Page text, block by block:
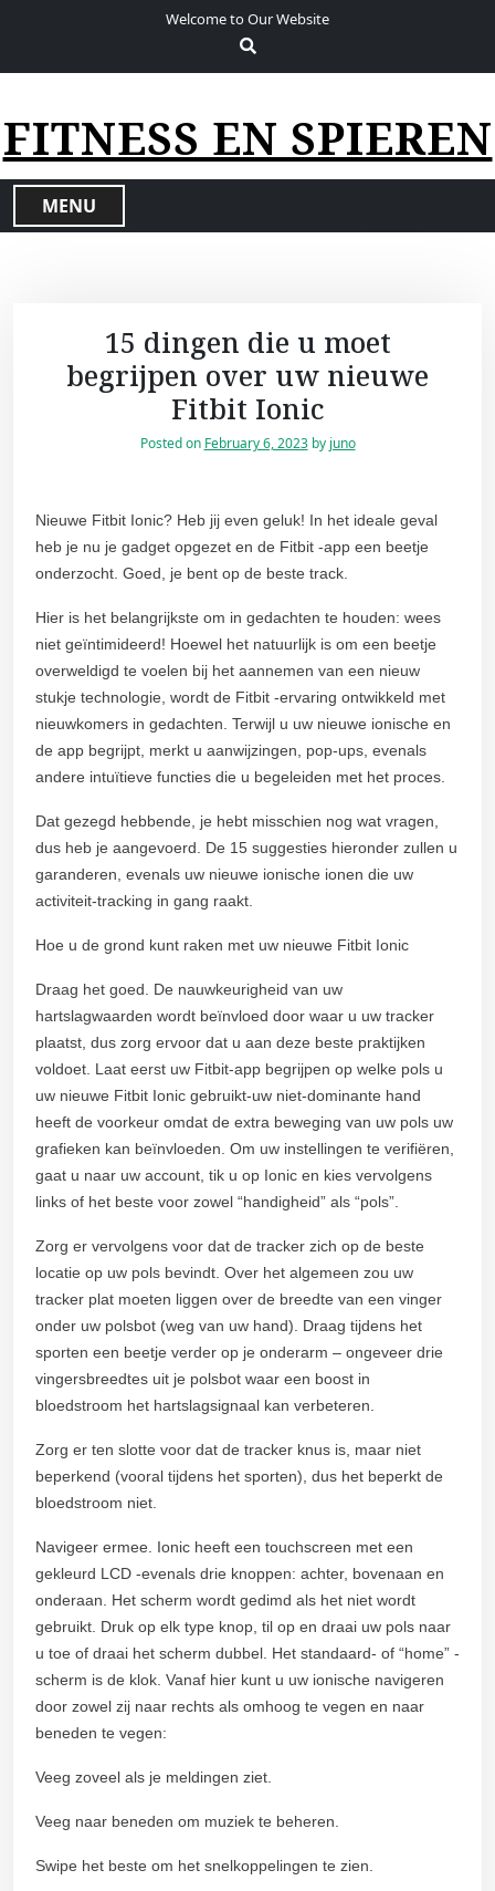
t
o
Welcome to Our Website
FITNESS EN SPIEREN
MENU
15 dingen die u moet
begrijpen over uw nieuwe
Fitbit Ionic
Posted on February 6, 2023by juno
Nieuwe Fitbit Ionic? Heb jij even geluk! In het ideale geval
heb je nu je gadget opgezet en de Fitbit -app een beetje
onderzocht. Goed, je bent op de beste track.
Hier is het belangrijkste om in gedachten te houden: wees
niet geïntimideerd! Hoewel het natuurlijk is om een beetje
overweldigd te voelen bij het aannemen van een nieuw
stukje technologie, wordt de Fitbit -ervaring ontwikkeld met
nieuwkomers in gedachten. Terwijl u uw nieuwe ionische en
de app begrijpt, merkt u aanwijzingen, pop-ups, evenals
andere intuïtieve functies die u begeleiden met het proces.
Dat gezegd hebbende, je hebt misschien nog wat vragen,
dus heb je aangevoerd. De 15 suggesties hieronder zullen u
garanderen, evenals uw nieuwe ionische ionen die uw
activiteit-tracking in gang raakt.
Hoe u de grond kunt raken met uw nieuwe Fitbit Ionic
Draag het goed. De nauwkeurigheid van uw
hartslagwaarden wordt beïnvloed door waar u uw tracker
plaatst, dus zorg ervoor dat u aan deze beste praktijken
voldoet. Laat eerst uw Fitbit-app begrijpen op welke pols u
uw nieuwe Fitbit Ionic gebruikt-uw niet-dominante hand
heeft de voorkeur omdat de extra beweging van uw pols uw
grafieken kan beïnvloeden. Om uw instellingen te verifiëren,
gaat u naar uw account, tik u op Ionic en kies vervolgens
links of het beste voor zowel “handigheid” als “pols”.
Zorg er vervolgens voor dat de tracker zich op de beste
locatie op uw pols bevindt. Over het algemeen zou uw
tracker plat moeten liggen over de breedte van een vinger
onder uw polsbot (weg van uw hand). Draag tijdens het
sporten een beetje verder op je onderarm – ongeveer drie
vingersbreedtes uit je polsbot waar een boost in
bloedstroom het hartslagsignaal kan verbeteren.
Zorg er ten slotte voor dat de tracker knus is, maar niet
beperkend (vooral tijdens het sporten), dus het beperkt de
bloedstroom niet.
Navigeer ermee. Ionic heeft een touchscreen met een
gekleurd LCD -evenals drie knoppen: achter, bovenaan en
onderaan. Het scherm wordt gedimd als het niet wordt
gebruikt. Druk op elk type knop, til op en draai uw pols naar
u toe of draai het scherm dubbel. Het standaard- of “home” -
scherm is de klok. Vanaf hier kunt u uw ionische navigeren
door zowel zij naar rechts als omhoog te vegen en naar
beneden te vegen:
Veeg zoveel als je meldingen ziet.
Veeg naar beneden om muziek te beheren.
Swipe het beste om het snelkoppelingen te zien.